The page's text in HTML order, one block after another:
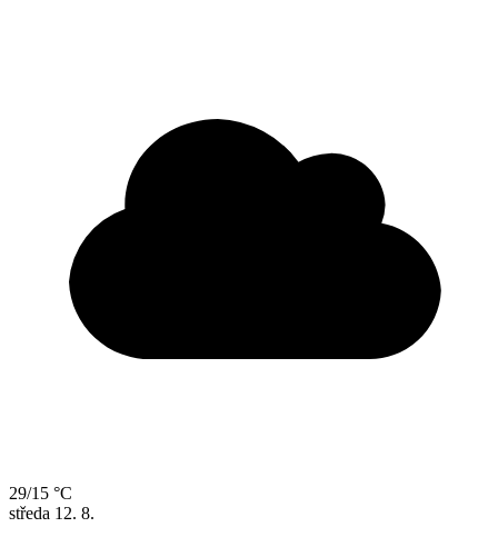
29/15 °C
středa 12. 8.